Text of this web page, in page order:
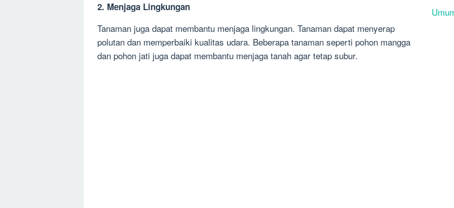
2. Menjaga Lingkungan
Tanaman juga dapat membantu menjaga lingkungan. Tanaman dapat menyerap
polutan dan memperbaiki kualitas udara. Beberapa tanaman seperti pohon mangga
dan pohon jati juga dapat membantu menjaga tanah agar tetap subur.